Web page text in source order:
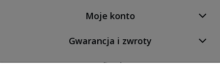
Moje konto
Gwarancja i zwroty
O firmie